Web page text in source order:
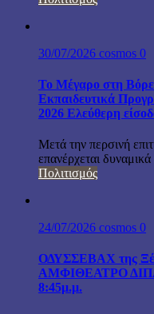
30/07/2026 cosmos 0
Το Μέγαρο στη
Εκπαιδευτικά
2026 Ελεύθερη
Μετά την περσινή
επανέρχεται
Πολιτισμός
24/07/2026 cosmos 0
ΟΔΥΣΣΕΒΑΧ της
ΑΜΦΙΘΕΑΤΡΟ
8:45μ.μ.